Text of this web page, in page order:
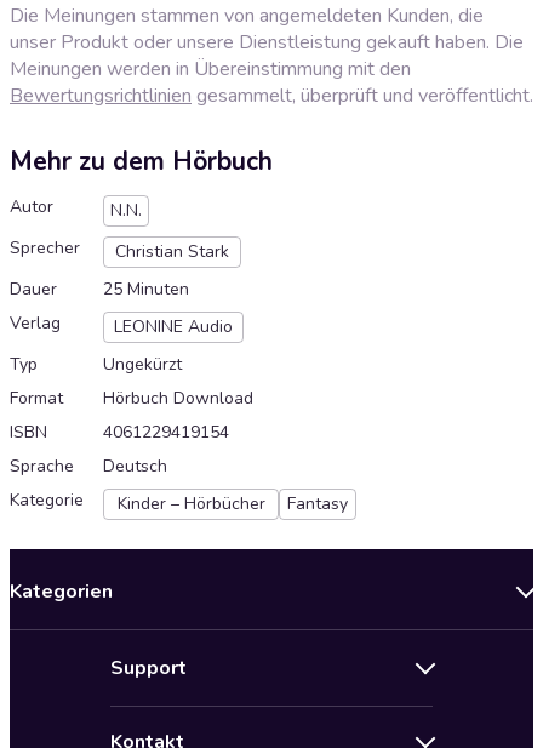
Die Meinungen stammen von angemeldeten Kunden, die
unser Produkt oder unsere Dienstleistung gekauft haben. Die
Meinungen werden in Übereinstimmung mit den
Bewertungsrichtlinien gesammelt, überprüft und veröffentlicht.
Mehr zu dem Hörbuch
Autor
N.N.
Sprecher
Christian Stark
Dauer
25 Minuten
Verlag
LEONINE Audio
Typ
Ungekürzt
Format
Hörbuch Download
ISBN
4061229419154
Sprache
Deutsch
Kategorie
Kinder – Hörbücher Fantasy
Kategorien
Support
Kontakt